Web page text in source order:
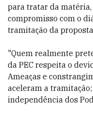
para tratar da
compromisso com o
tramitação da
"Quem realmente
da PEC respeita o
Ameaças e
aceleram a
independência dos